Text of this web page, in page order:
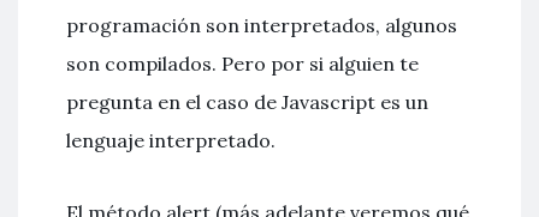
programación son interpretados, algunos
son compilados. Pero por si alguien te
pregunta en el caso de Javascript es un
lenguaje interpretado.
El método alert (más adelante veremos qué